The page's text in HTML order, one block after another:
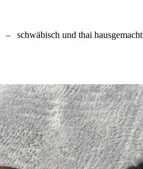
– schwäbisch und thai hausgemacht